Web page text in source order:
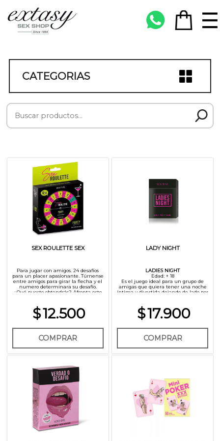
CATEGORIAS
SEX ROULETTE SEX
Para jugar con amigos. 24 desafíos
para un placer apasionante. Túrnense
entre amigos para girar la flecha y el
numero determinara su desafío.
¿Qué puesto obtendrás? Afronta este
Incluye QR con 5 relatos eroticos!
$12.500
COMPRAR
LADY NIGHT
LADIES NIGHT
Edad: + 18
Es el juego ideal para un grupo de
amigas que quiera tener una noche
íntima y divertida dejando de lado por
fans", "Personal Life", "Sex and
relationships" e "Intimate Mood"
harán que una reunión simple y
OBJETIVO: Cada jugadora deberá
juntar la mayor cantidad de cartas
posibles respondiendo o haciendo lo
cuestionar y opinar sobre la respuesta
CÓMO JUGAR: Separen las cartas en
sus cuatro mazos distintos. Empieza
la jugadora de menor edad tirando el
dado para saber que carta. Sí toca uno
de los dados comodín xxv la jugadora
podrá elegir la. Luego continúa la
jugadora a su derecha.
En el caso de que alguien se niegue
$17.900
COMPRAR